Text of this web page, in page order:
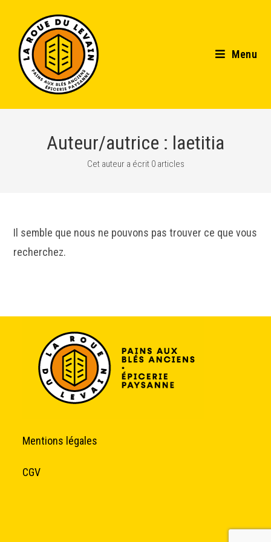
Menu
Auteur/autrice : laetitia
Cet auteur a écrit 0 articles
Il semble que nous ne pouvons pas trouver ce que vous
recherchez.
Mentions légales
CGV